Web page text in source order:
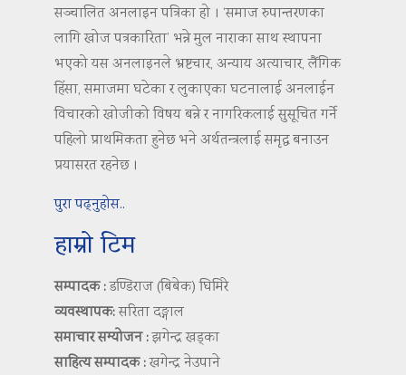
सञ्चालित अनलाइन पत्रिका हो । ‘समाज रुपान्तरणका
लागि खोज पत्रकारिता’ भन्ने मुल नाराका साथ स्थापना
भएको यस अनलाइनले भ्रष्टचार, अन्याय अत्याचार, लैंगिक
हिंसा, समाजमा घटेका र लुकाएका घटनालाई अनलाईन
विचारको खोजीको विषय बन्ने र नागरिकलाई सुसूचित गर्ने
पहिलो प्राथमिकता हुनेछ भने अर्थतन्त्रलाई समृद्ध बनाउन
प्रयासरत रहनेछ ।
पुरा पढ्नुहोस..
हाम्रो टिम
सम्पादक :डण्डिराज (बिबेक) घिमिरे
व्यवस्थापक:सरिता दङ्गाल
समाचार सम्योजन :झगेन्द्र खड्का
साहित्य सम्पादक :खगेन्द्र नेउपाने